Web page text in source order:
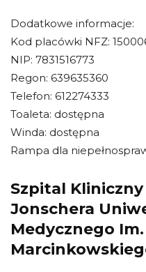
Dodatkowe informacje:
Kod placówki NFZ:
NIP: 7831516773
Regon: 639635360
Telefon: 612274333
Toaleta: dostępna
Winda: dostępna
Rampa dla
Szpital
Jonschera
Medycznego